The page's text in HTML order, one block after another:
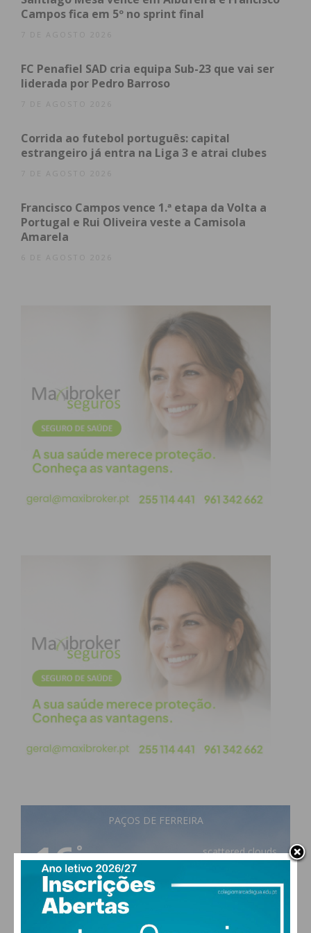
Campos fica em 5º no sprint final
7 DE AGOSTO 2026
FC Penafiel SAD cria equipa Sub-23 que vai ser
liderada por Pedro Barroso
7 DE AGOSTO 2026
Corrida ao futebol português: capital
estrangeiro já entra na Liga 3 e atrai clubes
7 DE AGOSTO 2026
Francisco Campos vence 1.ª etapa da Volta a
Portugal e Rui Oliveira veste a Camisola
Amarela
6 DE AGOSTO 2026
PAÇOS DE FERREIRA
16°
scattered clouds
MAX 16 • MIN 16